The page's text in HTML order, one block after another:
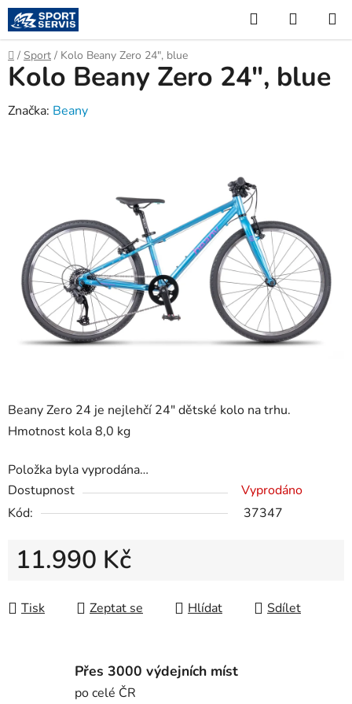
Přejít
na
obsah
Hledat
KOŠÍK
Domů
/ Sport / Kolo Beany Zero 24", blue
Beany Zero 24 je nejlehčí 24" dětské kolo na trhu.
Hmotnost kola 8,0 kg
Položka byla vyprodána…
Dostupnost
Vyprodáno
Kód:
37347
11.990 Kč
Tisk
Zeptat se Hlídat Sdílet
Kolo Beany Zero 24", blue
Značka: Beany
Přes 3000 výdejních míst
po celé ČR